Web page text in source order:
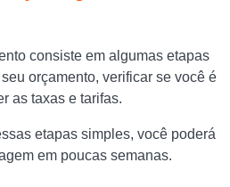
consiste em algumas etapas
orçamento, verificar se você é
as taxas e tarifas.
etapas simples, você poderá
em poucas semanas.